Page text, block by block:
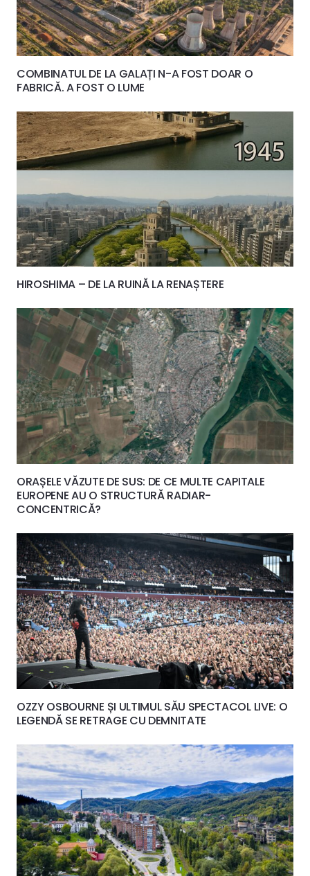
COMBINATUL DE LA GALAȚI N-A FOST DOAR O
FABRICĂ. A FOST O LUME
HIROSHIMA – DE LA RUINĂ LA RENAȘTERE
ORAȘELE VĂZUTE DE SUS: DE CE MULTE CAPITALE
EUROPENE AU O STRUCTURĂ RADIAR-
CONCENTRICĂ?
OZZY OSBOURNE ȘI ULTIMUL SĂU SPECTACOL LIVE: O
LEGENDĂ SE RETRAGE CU DEMNITATE